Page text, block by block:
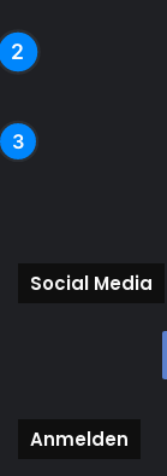
Social Media
Anmelden